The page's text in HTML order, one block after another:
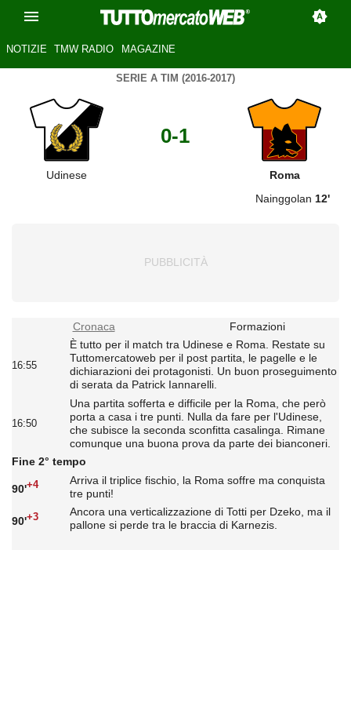
NOTIZIE TMW RADIO MAGAZINE
SERIE A TIM (2016-2017)
Udinese
0-1
Roma
Nainggolan 12'
Cronaca Formazioni
16:55
È tutto per il match tra Udinese e Roma. Restate su
Tuttomercatoweb per il post partita, le pagelle e le
dichiarazioni dei protagonisti. Un buon proseguimento
di serata da Patrick Iannarelli.
16:50
Una partita sofferta e difficile per la Roma, che però
porta a casa i tre punti. Nulla da fare per l'Udinese,
che subisce la seconda sconfitta casalinga. Rimane
comunque una buona prova da parte dei bianconeri.
Fine 2° tempo
90'+4
Arriva il triplice fischio, la Roma soffre ma conquista
tre punti!
90'+3
Ancora una verticalizzazione di Totti per Dzeko, ma il
pallone si perde tra le braccia di Karnezis.